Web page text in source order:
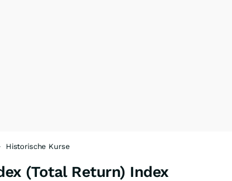
Historische Kurse
(Total Return) Index